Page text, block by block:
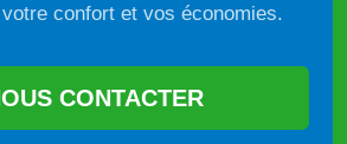
confort et vos économies.
CONTACTER